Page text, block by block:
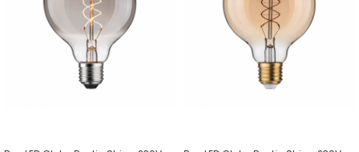
Lampadare
Penduluri
Profile luminoase